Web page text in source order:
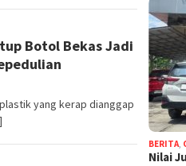
Botol Bekas Jadi
plastik yang kerap dianggap
BERITA,
Nilai